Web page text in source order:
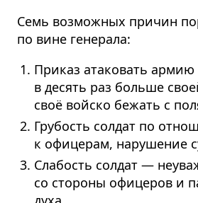
Семь возможных причин
по вине генерала:
Приказ атаковать
в десять раз больше
своё войско бежать с
Грубость солдат по
к офицерам, нарушение
Слабость солдат —
со стороны офицеров и